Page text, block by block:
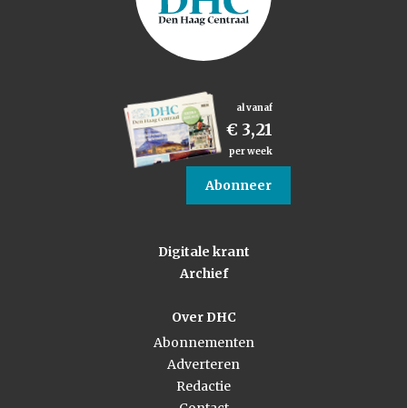
al vanaf
€ 3,21
per week
Abonneer
Digitale krant
Archief
Over DHC
Abonnementen
Adverteren
Redactie